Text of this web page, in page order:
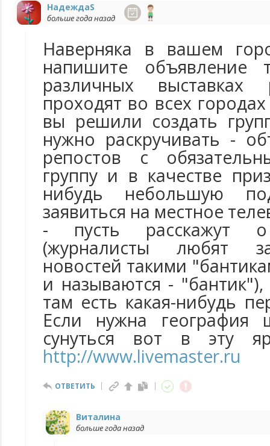
НадеждаS
больше года назад
Наверняка в вашем
напишите объявление
различных
проходят во всех
вы решили создать
нужно раскручивать -
репостов с
группу и в качестве
нибудь небольшую
заявиться на местное
- пусть расскажут
(журналисты любят
новостей такими
и называются -
там есть какая-нибудь
Если нужна география
сунуться вот в эту
http://www.livemaster.ru
ОТВЕТИТЬ
Виталина
больше года назад